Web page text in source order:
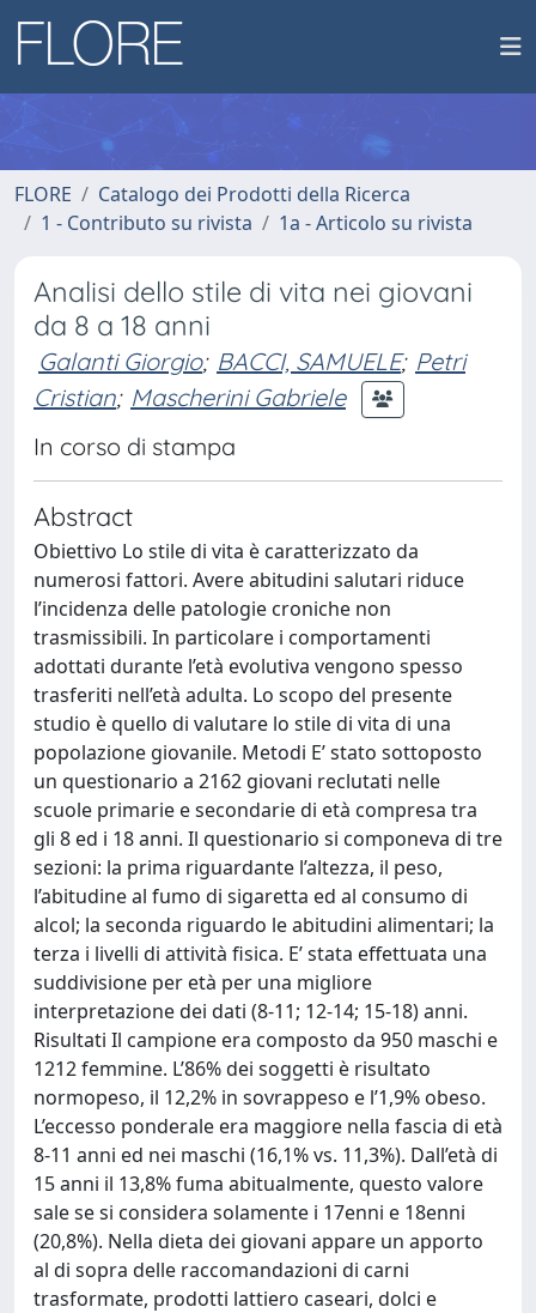
FLORE
Catalogo dei Prodotti della Ricerca
1 - Contributo su rivista
1a - Articolo su rivista
Analisi dello stile di vita nei giovani
da 8 a 18 anni
Galanti Giorgio; BACCI, SAMUELE; Petri
Cristian; Mascherini Gabriele
In corso di stampa
Abstract
Obiettivo Lo stile di vita è caratterizzato da
numerosi fattori. Avere abitudini salutari riduce
l’incidenza delle patologie croniche non
trasmissibili. In particolare i comportamenti
adottati durante l’età evolutiva vengono spesso
trasferiti nell’età adulta. Lo scopo del presente
studio è quello di valutare lo stile di vita di una
popolazione giovanile. Metodi E’ stato sottoposto
un questionario a 2162 giovani reclutati nelle
scuole primarie e secondarie di età compresa tra
gli 8 ed i 18 anni. Il questionario si componeva di tre
sezioni: la prima riguardante l’altezza, il peso,
l’abitudine al fumo di sigaretta ed al consumo di
alcol; la seconda riguardo le abitudini alimentari; la
terza i livelli di attività fisica. E’ stata effettuata una
suddivisione per età per una migliore
interpretazione dei dati (8-11; 12-14; 15-18) anni.
Risultati Il campione era composto da 950 maschi e
1212 femmine. L’86% dei soggetti è risultato
normopeso, il 12,2% in sovrappeso e l’1,9% obeso.
L’eccesso ponderale era maggiore nella fascia di età
8-11 anni ed nei maschi (16,1% vs. 11,3%). Dall’età di
15 anni il 13,8% fuma abitualmente, questo valore
sale se si considera solamente i 17enni e 18enni
(20,8%). Nella dieta dei giovani appare un apporto
al di sopra delle raccomandazioni di carni
trasformate, prodotti lattiero caseari, dolci e